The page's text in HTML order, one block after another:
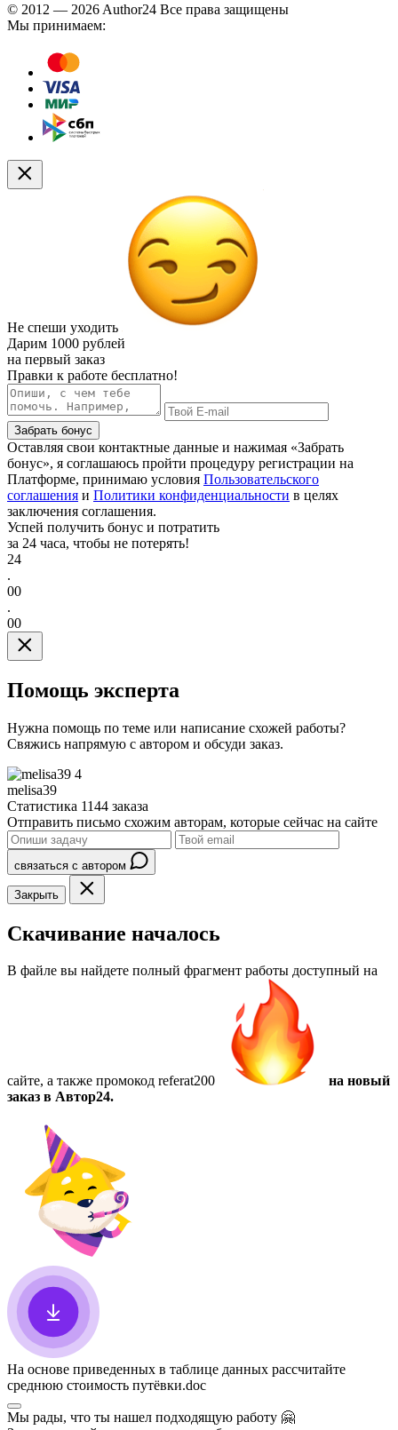
© 2012 — 2026 Author24 Все права защищены
Мы принимаем:
Не спеши уходить
Дарим 1000 рублей
на первый заказ
Правки к работе бесплатно!
Забрать бонус
Оставляя свои контактные данные и нажимая «Забрать
бонус», я соглашаюсь пройти процедуру регистрации на
Платформе, принимаю условия Пользовательского
соглашения и Политики конфиденциальности в целях
заключения соглашения.
Успей получить бонус и потратить
за 24 часа, чтобы не потерять!
24
.
00
.
00
Помощь эксперта
Нужна помощь по теме или написание схожей работы?
Свяжись напрямую с автором и обсуди заказ.
4
melisa39
Статистика 1144 заказа
Отправить письмо схожим авторам, которые сейчас на сайте
связаться с автором
Закрыть
Скачивание началось
В файле вы найдете полный фрагмент работы доступный на
сайте, а также промокод referat200
на новый
заказ в Автор24.
На основе приведенных в таблице данных рассчитайте
среднюю стоимость путёвки.doc
Мы рады, что ты нашел подходящую работу 🤗